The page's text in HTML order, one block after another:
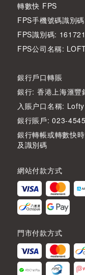
轉數快 FPS
FPS手機號碼識別
FPS識別碼:
FPS公司名稱:
銀行戶口轉賬
銀行: 香港上海滙豐
入賬户口名稱:
銀行賬戶: 023-
銀行轉帳或轉數快
及識別碼
網站付款方式
門市付款方式